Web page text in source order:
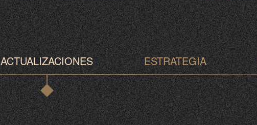
ACTUALIZACIONES ESTRATEGIA